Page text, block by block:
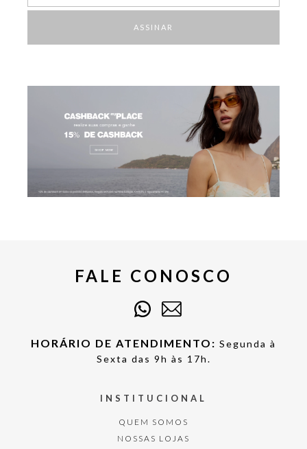
ASSINAR
FALE CONOSCO
HORÁRIO DE ATENDIMENTO: Segunda à
Sexta das 9h às 17h.
INSTITUCIONAL
QUEM SOMOS
NOSSAS LOJAS